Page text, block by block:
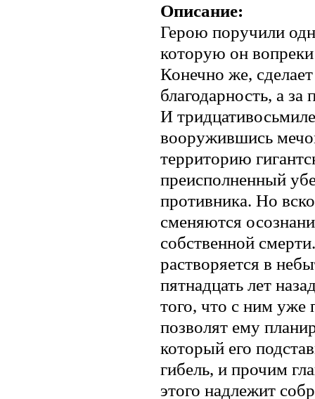
Описание:
Герою поручили
которую он
Конечно же,
благодарность, а
И
вооружившись
территорию
преисполненный
противника. Но
сменяются
собственной
растворяется в
пятнадцать лет
того, что с ним уже
позволят ему
который его
гибель, и прочим
этого надлежит